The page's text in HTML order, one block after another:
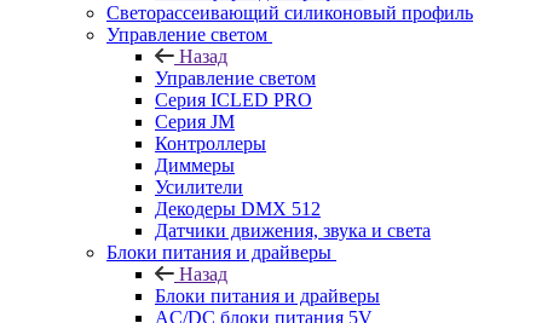
Светорассеивающий силиконовый профиль
Управление светом
Назад
Управление светом
Серия ICLED PRO
Серия JM
Контроллеры
Диммеры
Усилители
Декодеры DMX 512
Датчики движения, звука и света
Блоки питания и драйверы
Назад
Блоки питания и драйверы
AC/DC блоки питания 5V